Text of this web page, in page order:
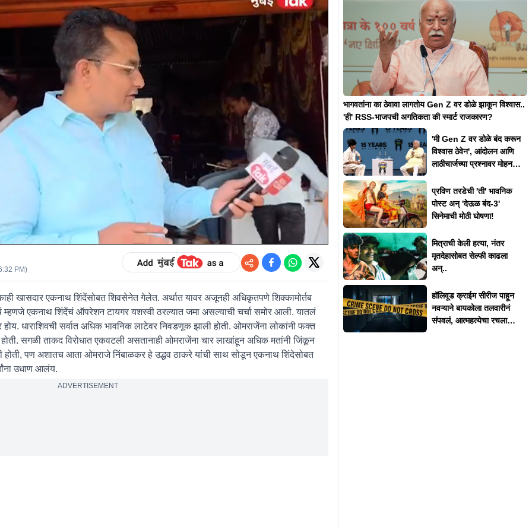
PM)
खासदार एकनाथ शिंदेंसोबत शिवसेनेत गेलेत. अर्थात यावर अजूनही अधिकृतपणे शिक्कामोर्तब
म्हणजे एकनाथ शिंदेंचं ऑपरेशन टायगर यशस्वी ठरल्यात जमा असल्याची चर्चा समोर आली. यातलं
धाराशिवची सर्वात अधिक भावनिक लाटेवर निवडणूक झाली होती. ओमराजेंना लोकांनी फक्त
सगळी ताकद विरोधात एकवटली असतानाही ओमराजेंना चार लाखांहून अधिक मतांनी जिंकून
होती, पण अशातच आता ओमराजे निंबाळकर हे उद्धव ठाकरे यांची साथ सोडून एकनाथ शिंदेसोबत
उधाण आलंय.
ADVERTISEMENT
भागवतांना का ठेवावा लागतोय Gen Z वर डोळे झाकून विश्वास..
'ही' RSS-भाजपची अगतिकता की स्मार्ट राजकारण?
'मी Gen Z वर डोळे बंद करून
विश्वास ठेवेन', आंदोलन आणि
लाठीचार्जच्या प्रश्नावर मोहन
प्रविण तरडेची 'ती' भावनिक
पोस्ट अन् 'देऊळ बंद-3'
सिनेमाची मोठी घोषणा!
मित्राची केली हत्या, नंतर
मृतदेहासोबत सेल्फी काढला
अन्..
हॉलिवूड क्राईम सीरीज पाहून
नवऱ्याने बायकोला तलवारीनं
संपवलं, आत्महत्येचा रचला